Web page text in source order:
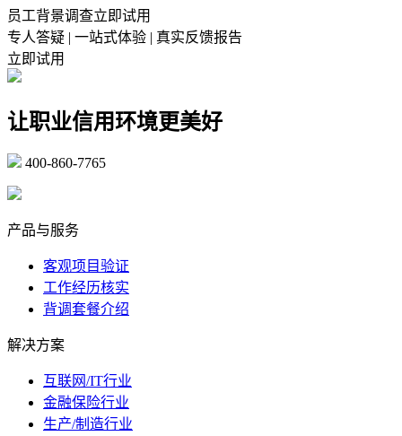
员工背景调查立即试用
专人答疑 | 一站式体验 | 真实反馈报告
立即试用
让职业信用环境更美好
400-860-7765
产品与服务
客观项目验证
工作经历核实
背调套餐介绍
解决方案
互联网/IT行业
金融保险行业
生产/制造行业